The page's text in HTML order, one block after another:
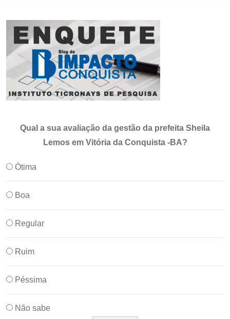
Qual a sua avaliação da gestão da prefeita Sheila
Lemos em Vitória da Conquista -BA?
Ótima
Boa
Regular
Ruim
Péssima
Não sabe